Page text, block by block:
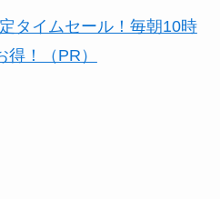
タイムセール！毎朝10時
！（PR）